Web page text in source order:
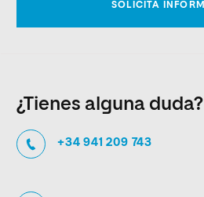
¿Tienes alguna duda?
+34 941 209 743